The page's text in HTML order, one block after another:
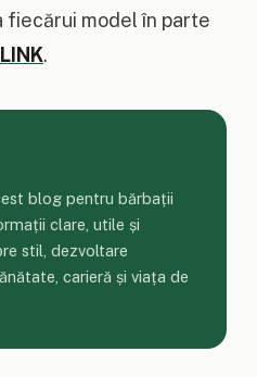
fiecărui model în parte
LINK.
blog pentru bărbații
clare, utile și
stil, dezvoltare
carieră și viața de